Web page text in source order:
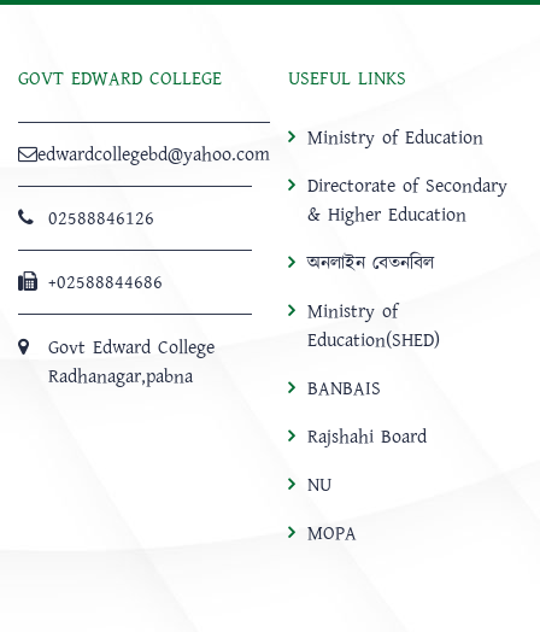
GOVT EDWARD COLLEGE
edwardcollegebd@yahoo.com
02588846126
+02588844686
Govt Edward College
Radhanagar,pabna
USEFUL LINKS
Ministry of Education
Directorate of Secondary
& Higher Education
অনলাইন বেতনবিল
Ministry of
Education(SHED)
BANBAIS
Rajshahi Board
NU
MOPA